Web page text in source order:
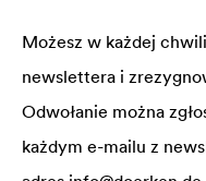
Możesz w każdej
newslettera i
Odwołanie można
każdym e-mailu z